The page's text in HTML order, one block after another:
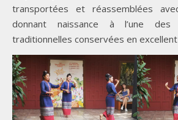
transportées et réassemblées
donnant naissance à l’une des
traditionnelles conservées en